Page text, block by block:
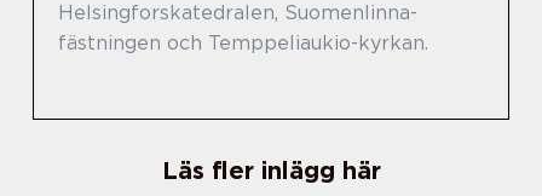
Helsingforskatedralen, Suomenlinna-
fästningen och Temppeliaukio-kyrkan.
Läs fler inlägg här